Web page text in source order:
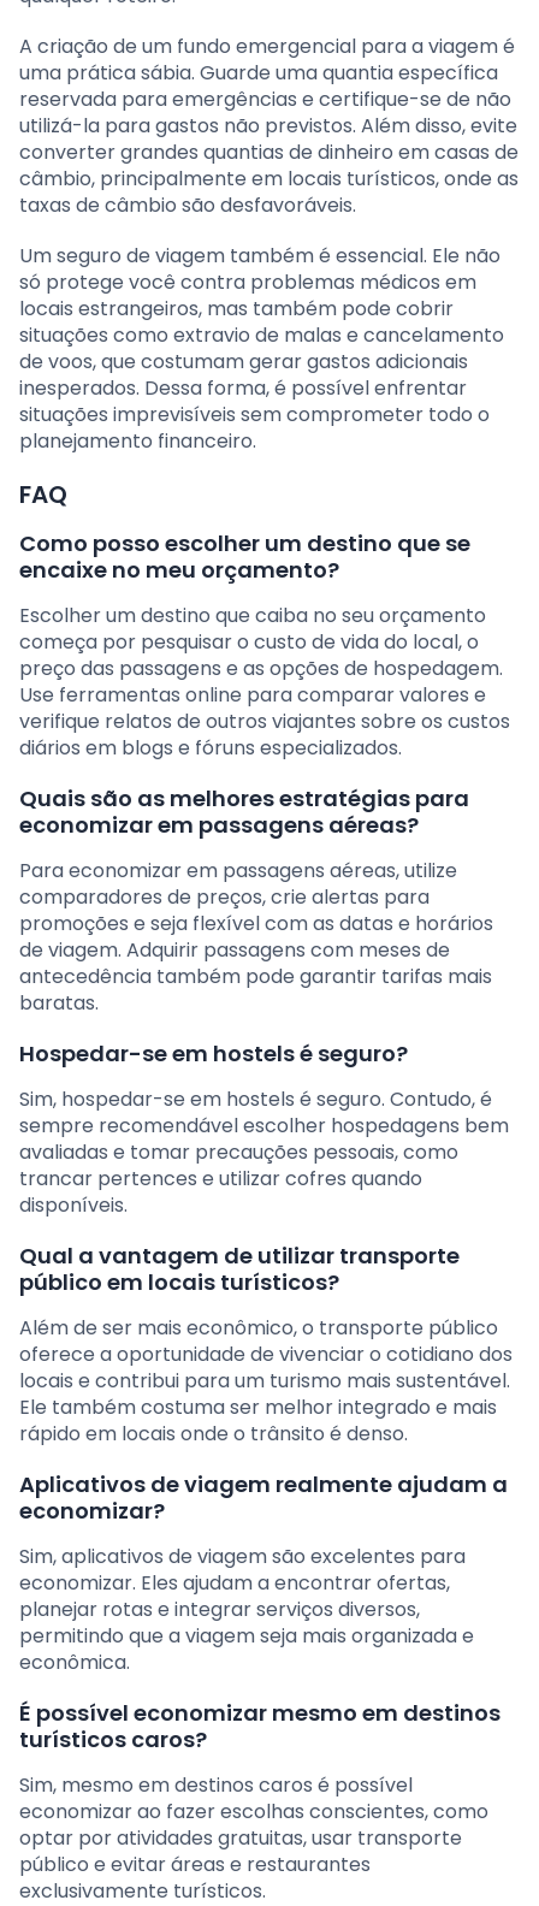
A criação de um fundo emergencial para a viagem é
uma prática sábia. Guarde uma quantia específica
reservada para emergências e certifique-se de não
utilizá-la para gastos não previstos. Além disso, evite
converter grandes quantias de dinheiro em casas de
câmbio, principalmente em locais turísticos, onde as
taxas de câmbio são desfavoráveis.
Um seguro de viagem também é essencial. Ele não
só protege você contra problemas médicos em
locais estrangeiros, mas também pode cobrir
situações como extravio de malas e cancelamento
de voos, que costumam gerar gastos adicionais
inesperados. Dessa forma, é possível enfrentar
situações imprevisíveis sem comprometer todo o
planejamento financeiro.
FAQ
Como posso escolher um destino que se
encaixe no meu orçamento?
Escolher um destino que caiba no seu orçamento
começa por pesquisar o custo de vida do local, o
preço das passagens e as opções de hospedagem.
Use ferramentas online para comparar valores e
verifique relatos de outros viajantes sobre os custos
diários em blogs e fóruns especializados.
Quais são as melhores estratégias para
economizar em passagens aéreas?
Para economizar em passagens aéreas, utilize
comparadores de preços, crie alertas para
promoções e seja flexível com as datas e horários
de viagem. Adquirir passagens com meses de
antecedência também pode garantir tarifas mais
baratas.
Hospedar-se em hostels é seguro?
Sim, hospedar-se em hostels é seguro. Contudo, é
sempre recomendável escolher hospedagens bem
avaliadas e tomar precauções pessoais, como
trancar pertences e utilizar cofres quando
disponíveis.
Qual a vantagem de utilizar transporte
público em locais turísticos?
Além de ser mais econômico, o transporte público
oferece a oportunidade de vivenciar o cotidiano dos
locais e contribui para um turismo mais sustentável.
Ele também costuma ser melhor integrado e mais
rápido em locais onde o trânsito é denso.
Aplicativos de viagem realmente ajudam a
economizar?
Sim, aplicativos de viagem são excelentes para
economizar. Eles ajudam a encontrar ofertas,
planejar rotas e integrar serviços diversos,
permitindo que a viagem seja mais organizada e
econômica.
É possível economizar mesmo em destinos
turísticos caros?
Sim, mesmo em destinos caros é possível
economizar ao fazer escolhas conscientes, como
optar por atividades gratuitas, usar transporte
público e evitar áreas e restaurantes
exclusivamente turísticos.